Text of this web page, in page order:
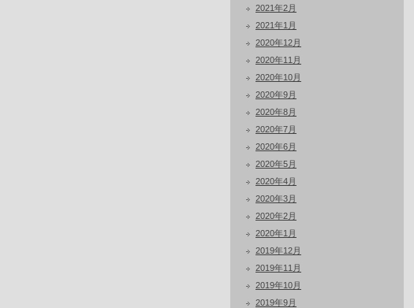
2021年2月
2021年1月
2020年12月
2020年11月
2020年10月
2020年9月
2020年8月
2020年7月
2020年6月
2020年5月
2020年4月
2020年3月
2020年2月
2020年1月
2019年12月
2019年11月
2019年10月
2019年9月